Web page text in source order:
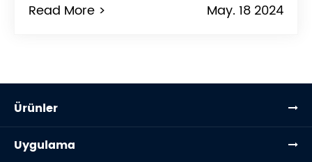
Read More > May. 18 2024
Ürünler
Uygulama